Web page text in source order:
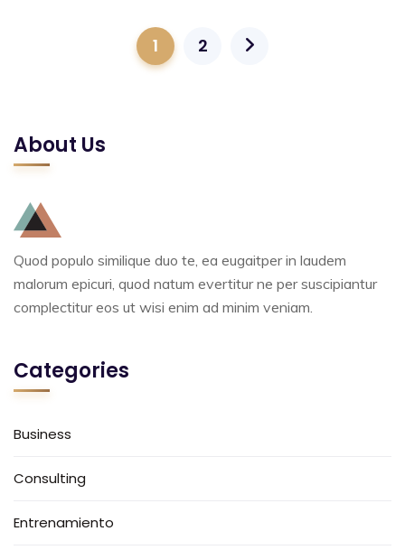
1 2
About Us
Quod populo similique duo te, ea eugaitper in laudem
malorum epicuri, quod natum evertitur ne per suscipiantur
complectitur eos ut wisi enim ad minim veniam.
Categories
Business
Consulting
Entrenamiento